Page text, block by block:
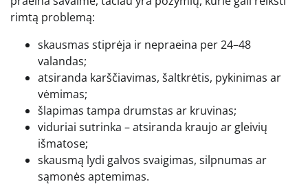
rimtą problemą:
skausmas stiprėja ir nepraeina per 24–48
valandas;
atsiranda karščiavimas, šaltkrėtis, pykinimas ar
vėmimas;
šlapimas tampa drumstas ar kruvinas;
viduriai sutrinka – atsiranda kraujo ar gleivių
išmatose;
skausmą lydi galvos svaigimas, silpnumas ar
sąmonės aptemimas.